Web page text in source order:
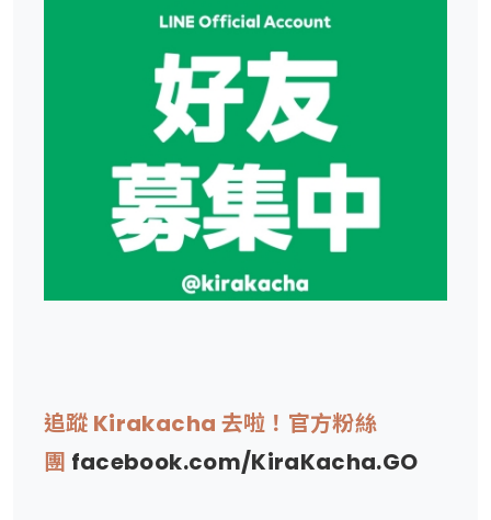
追蹤 Kirakacha 去啦！官方粉絲
團 facebook.com/KiraKacha.GO